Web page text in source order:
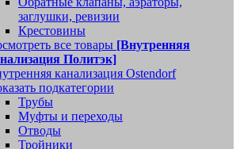
заглушки, ревизии
Крестовины
все товары [Внутренняя
Политэк]
канализация Ostendorf
подкатегории
Трубы
Муфты и переходы
Отводы
Тройники